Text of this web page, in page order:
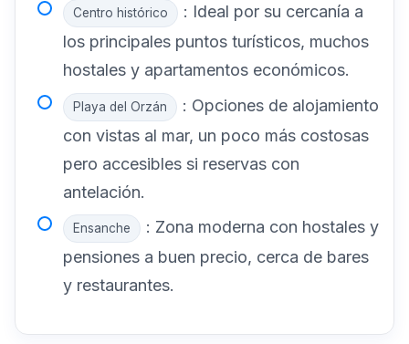
Centro histórico
: Ideal por su cercanía a
los principales puntos turísticos, muchos
hostales y apartamentos económicos.
Playa del Orzán
: Opciones de alojamiento
con vistas al mar, un poco más costosas
pero accesibles si reservas con
antelación.
Ensanche
: Zona moderna con hostales y
pensiones a buen precio, cerca de bares
y restaurantes.